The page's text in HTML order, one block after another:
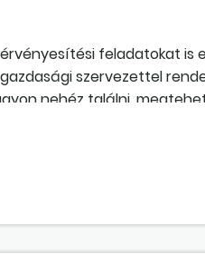
feladatokat is
szervezettel
nehéz találni,
pedig majd a
esetben kell-e